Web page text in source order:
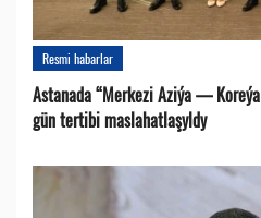
Resmi habarlar
Astanada “Merkezi Aziýa —
gün tertibi maslahatlaşyldy